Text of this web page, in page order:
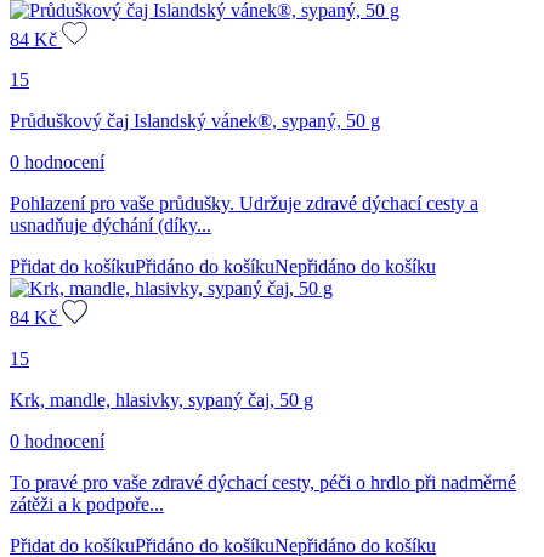
84 Kč
15
Průduškový čaj Islandský vánek®, sypaný, 50 g
0 hodnocení
Pohlazení pro vaše průdušky. Udržuje zdravé dýchací cesty a
usnadňuje dýchání (díky...
Přidat do košíkuPřidáno do košíkuNepřidáno do košíku
84 Kč
15
Krk, mandle, hlasivky, sypaný čaj, 50 g
0 hodnocení
To pravé pro vaše zdravé dýchací cesty, péči o hrdlo při nadměrné
zátěži a k podpoře...
Přidat do košíkuPřidáno do košíkuNepřidáno do košíku